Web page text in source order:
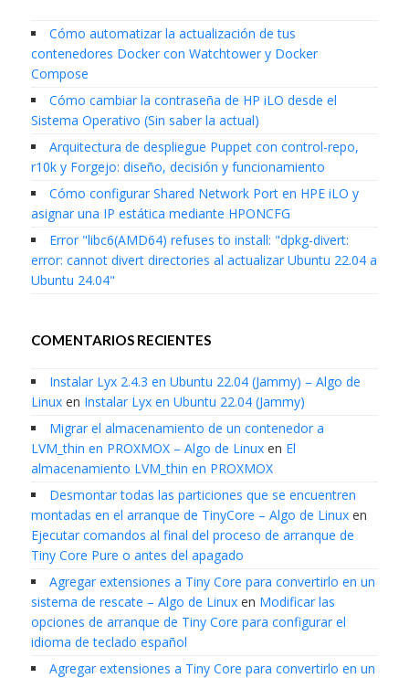
Cómo automatizar la actualización de tus
contenedores Docker con Watchtower y Docker
Compose
Cómo cambiar la contraseña de HP iLO desde el
Sistema Operativo (Sin saber la actual)
Arquitectura de despliegue Puppet con control-repo,
r10k y Forgejo: diseño, decisión y funcionamiento
Cómo configurar Shared Network Port en HPE iLO y
asignar una IP estática mediante HPONCFG
Error "libc6(AMD64) refuses to install: "dpkg-divert:
error: cannot divert directories al actualizar Ubuntu 22.04 a
Ubuntu 24.04"
COMENTARIOS RECIENTES
Instalar Lyx 2.4.3 en Ubuntu 22.04 (Jammy) – Algo de
Linuxen Instalar Lyx en Ubuntu 22.04 (Jammy)
Migrar el almacenamiento de un contenedor a
LVM_thin en PROXMOX – Algo de Linuxen El
almacenamiento LVM_thin en PROXMOX
Desmontar todas las particiones que se encuentren
montadas en el arranque de TinyCore – Algo de Linuxen
Ejecutar comandos al final del proceso de arranque de
Tiny Core Pure o antes del apagado
Agregar extensiones a Tiny Core para convertirlo en un
sistema de rescate – Algo de Linuxen Modificar las
opciones de arranque de Tiny Core para configurar el
idioma de teclado español
Agregar extensiones a Tiny Core para convertirlo en un